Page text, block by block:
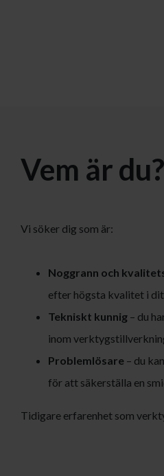
Vem är du?
Vi söker dig som är:
Noggrann och
efter högsta kvalitet i
Tekniskt kunnig – du
inom
Problemlösare – du
för att säkerställa en
Tidigare erfarenhet som